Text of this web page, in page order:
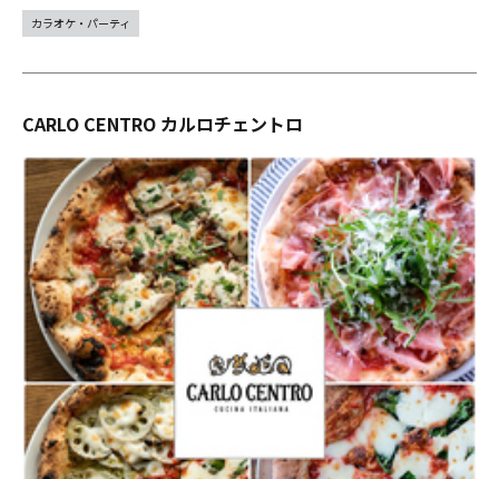
カラオケ・パーティ
CARLO CENTRO カルロチェントロ